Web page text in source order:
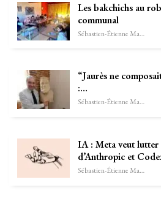
Les bakchichs au
communal
Sébastien-Étienne Marechal
“Jaurès ne
:…
Sébastien-Étienne Marechal
IA : Meta veut
d’Anthropic et
Sébastien-Étienne Marechal